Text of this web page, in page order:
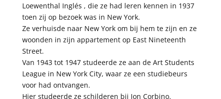
Loewenthal Inglés , die ze had leren kennen in 1937
toen zij op bezoek was in New York.
Ze verhuisde naar New York om bij hem te zijn en ze
woonden in zijn appartement op East Nineteenth
Street.
Van 1943 tot 1947 studeerde ze aan de Art Students
League in New York City, waar ze een studiebeurs
voor had ontvangen.
Hier studeerde ze schilderen bij Jon Corbino.